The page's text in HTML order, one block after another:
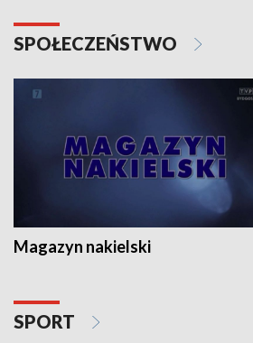
SPOŁECZEŃSTWO
Magazyn nakielski
SPORT